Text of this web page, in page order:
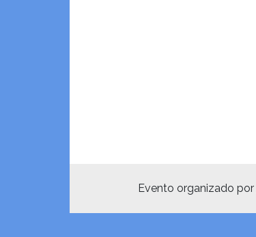
Evento organizado por